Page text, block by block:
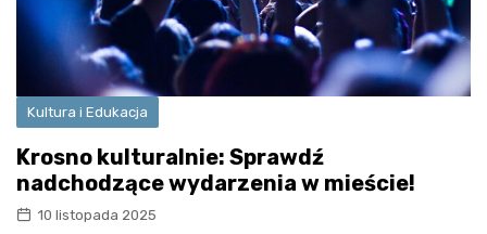
Kultura i Edukacja
Krosno kulturalnie: Sprawdź
nadchodzące wydarzenia w mieście!
10 listopada 2025